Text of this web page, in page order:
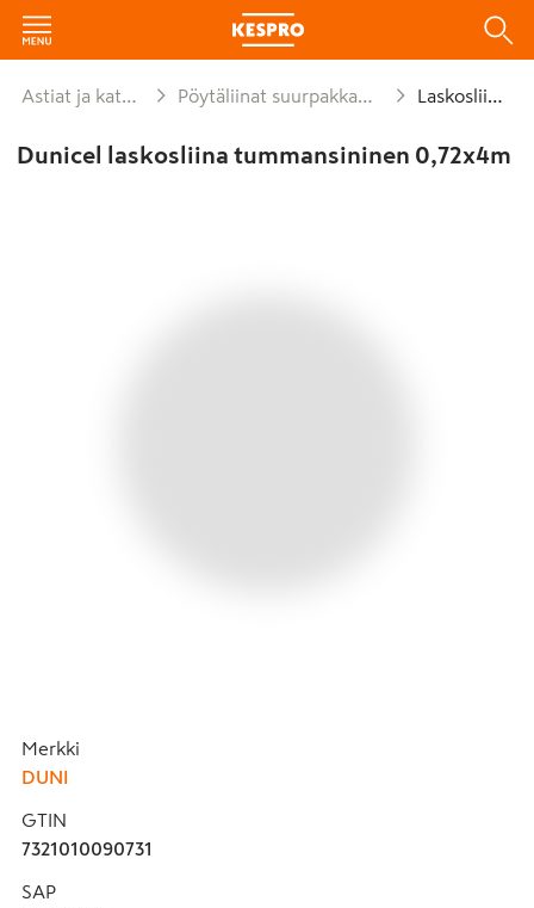
Astiat ja kattaus Pöytäliinat suurpakkaukset Laskosliinat
Dunicel laskosliina tummansininen 0,72x4m
Merkki
DUNI
GTIN
7321010090731
SAP